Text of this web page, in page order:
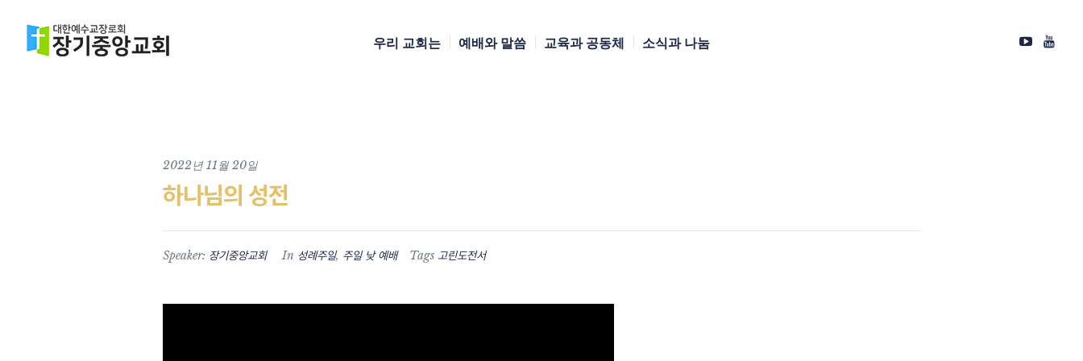
우리 교회는 예배와 말씀 교육과 공동체 소식과 나눔
2022년 11월 20일
하나님의 성전
Speaker: 장기중앙교회 In 성례주일, 주일 낮 예배 Tags 고린도전서